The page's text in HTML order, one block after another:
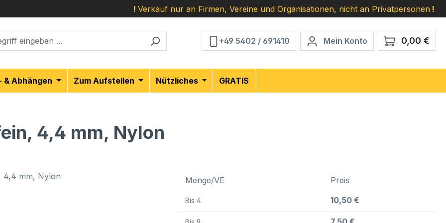
! Verkauf nur an Firmen, Vereine und Organisationen, nicht an Privatpersonen !
+49 5402 / 691410 Mein Konto 0,00 €
& Abhängen Zum Aufstellen Nützliches GRATIS
4,4 mm, Nylon
Menge/VE Preis
Bis 4 10,50 €